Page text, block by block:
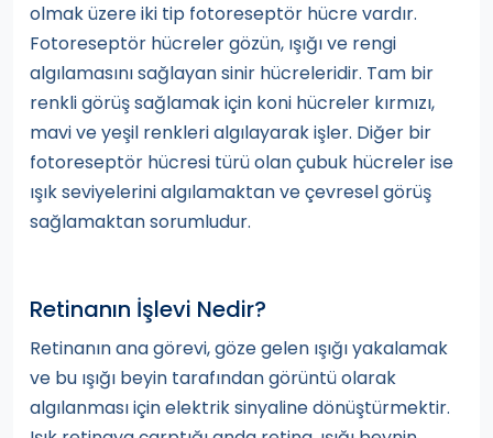
olmak üzere iki tip fotoreseptör hücre vardır.
Fotoreseptör hücreler gözün, ışığı ve rengi
algılamasını sağlayan sinir hücreleridir. Tam bir
renkli görüş sağlamak için koni hücreler kırmızı,
mavi ve yeşil renkleri algılayarak işler. Diğer bir
fotoreseptör hücresi türü olan çubuk hücreler ise
ışık seviyelerini algılamaktan ve çevresel görüş
sağlamaktan sorumludur.
Retinanın İşlevi Nedir?
Retinanın ana görevi, göze gelen ışığı yakalamak
ve bu ışığı beyin tarafından görüntü olarak
algılanması için elektrik sinyaline dönüştürmektir.